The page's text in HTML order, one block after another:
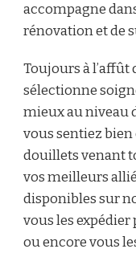
accompagne
rénovation et de
Toujours à l’affût
sélectionne
mieux au niveau
vous sentiez bien
douillets venant
vos meilleurs
disponibles sur
vous les expédier
ou encore vous